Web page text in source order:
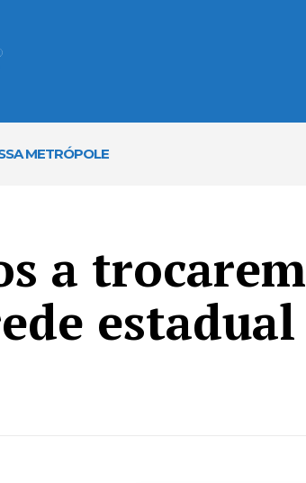
METRÓPOLE
a trocarem
estadual